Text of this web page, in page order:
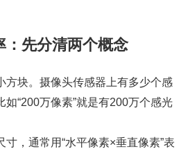
：先分清两个概念
方块。摄像头传感器上有多少个感
“200万像素”就是有200万个感光
寸，通常用“水平像素×垂直像素”表